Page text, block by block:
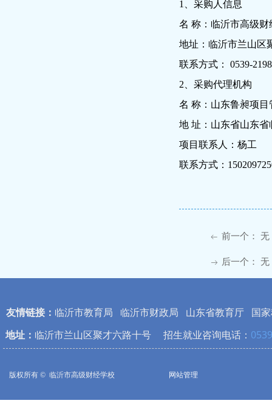
1、采购人信息
名 称： 临沂市高级财
地址： 临沂市兰山区
联系方式：
0539-
2、采购代理机构
名 称：山东鲁昶项
地 址：山东省山东
项目联系人：杨工
联系方式：
ꂃ 前一个： 无
ꁹ 后一个： 无
地址： 临沂市兰山区聚才六路十号 招生就业咨询电话：
友情链接： 临沂市教育局 临沂市财政局 山东省教育厅 国
版权所有 © 临沂市高级财经学校 网站管理